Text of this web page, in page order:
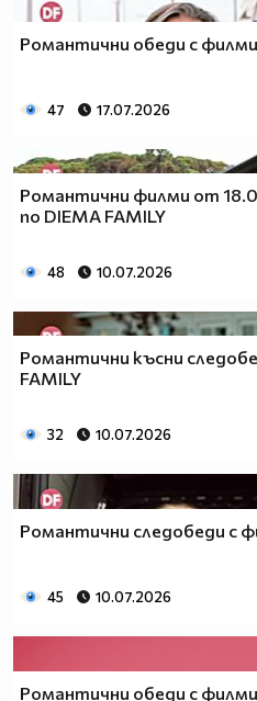
Романтични обеди с
47 17.07.2026
Романтични филми от
по DIEMA FAMILY
48 10.07.2026
Романтични късни
FAMILY
32 10.07.2026
Романтични следобеди с
45 10.07.2026
Романтични обеди с